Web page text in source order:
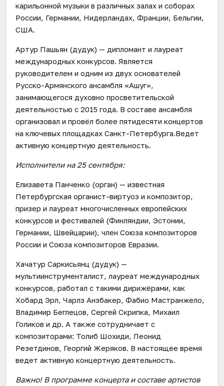
карильонной музыки в различных залах и соборах
России, Германии, Нидерландах, Франции, Бельгии,
США.
Артур Пашьян (дудук) — дипломант и лауреат
международных конкурсов. Является
руководителем и одним из двух основателей
Русско-Армянского ансамбля «Ашуг»,
занимающегося духовно просветительской
деятельностью с 2015 года. В составе ансамбля
организовал и провёл более пятидесяти концертов
на ключевых площадках Санкт-Петербурга.Ведет
активную концертную деятельность.
Исполнители на 25 сентября:
Елизавета Панченко (орган) — известная
Петербургская органист-виртуоз и композитор,
призер и лауреат многочисленных европейских
конкурсов и фестивалей (Финляндии, Эстонии,
Германии, Швейцарии), член Союза композиторов
России и Союза композиторов Евразии.
Хачатур Саркисьянц (дудук) —
мультиинструменталист, лауреат международных
конкурсов, работал с такими дирижёрами, как
Хобард Эрл, Чарлз Анзбакер, Фабио Мастранжело,
Владимир Беглецов, Сергей Скрипка, Михаил
Голиков и др. А также сотрудничает с
композиторами: Толиб Шохиди, Леонид
Резетдинов, Георгий Жеряков. В настоящее время
ведет активную концертную деятельность.
Важно! В программе концерта и составе артистов